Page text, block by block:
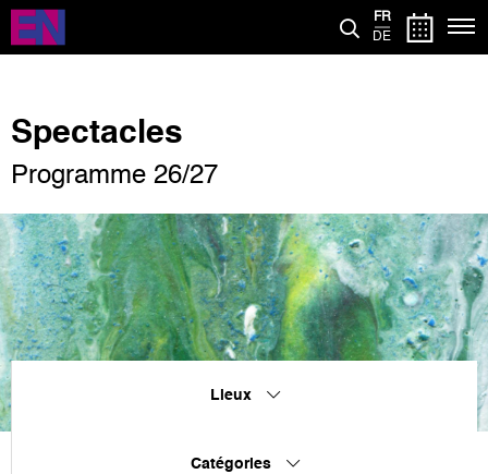
Aller
contenu
FR
DE
Spectacles
Programme 26/27
Lieux
Catégories